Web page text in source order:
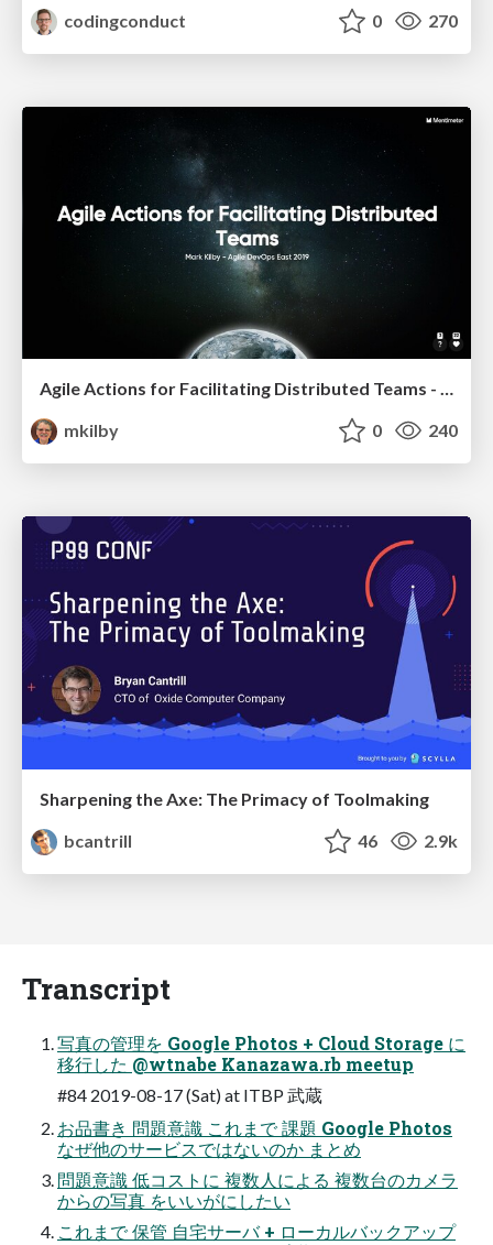
codingconduct
0 270
Agile Actions for Facilitating Distributed Teams - ADO2019
mkilby
0 240
Sharpening the Axe: The Primacy of Toolmaking
bcantrill
46 2.9k
Transcript
写真の管理を Google Photos + Cloud Storage に
移行した @wtnabe Kanazawa.rb meetup
#84 2019-08-17 (Sat) at ITBP 武蔵
お品書き 問題意識 これまで 課題 Google Photos
なぜ他のサービスではないのか まとめ
問題意識 低コストに 複数人による 複数台のカメラ
からの写真 をいいがにしたい
これまで 保管 自宅サーバ + ローカルバックアップ